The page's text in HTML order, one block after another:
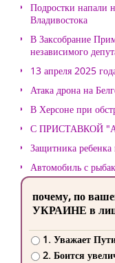
Подростки напали
Владивостока
В Заксобрание
независимого
13 апреля 2025
Атака дрона на
В Херсоне при
С ПРИСТАВКОЙ
Защитника
Автомобиль с
почему, по
УКРАИНЕ в
1. Уважает
2. Боится